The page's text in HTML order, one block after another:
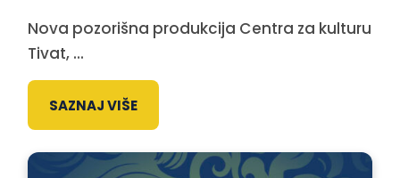
Nova pozorišna produkcija Centra za kulturu
Tivat, ...
SAZNAJ VIŠE